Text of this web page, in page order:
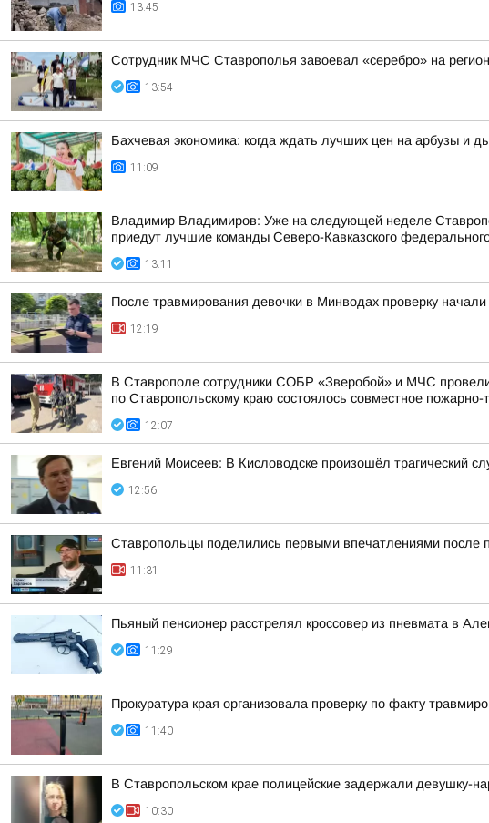
13:45
Сотрудник МЧС Ставрополья завоевал «серебро» на
13:54
Бахчевая экономика: когда ждать лучших цен на арбузы и
11:09
Владимир Владимиров: Уже на следующей неделе
приедут лучшие команды Северо-Кавказского федерального
13:11
После травмирования девочки в Минводах проверку
12:19
В Ставрополе сотрудники СОБР «Зверобой» и МЧС
по Ставропольскому краю состоялось совместное пожарно-
12:07
Евгений Моисеев: В Кисловодске произошёл трагический
12:56
Ставропольцы поделились первыми впечатлениями после
11:31
Пьяный пенсионер расстрелял кроссовер из пневмата в
11:29
Прокуратура края организовала проверку по факту
11:40
В Ставропольском крае полицейские задержали девушку-
10:30